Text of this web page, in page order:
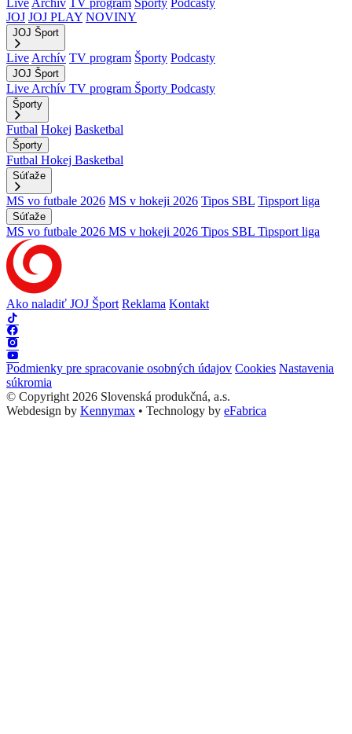
LiveArchív TV program Športy Podcasty
JOJ JOJ PLAY NOVINY
JOJ Šport
LiveArchív TV program Športy Podcasty
JOJ Šport
LiveArchív TV program Športy Podcasty
Športy
Futbal Hokej Basketbal
Športy
Futbal Hokej Basketbal
Súťaže
MS vo futbale 2026 MS v hokeji 2026 Tipos SBL Tipsport liga
Súťaže
MS vo futbale 2026 MS v hokeji 2026 Tipos SBL Tipsport liga
Ako naladiť JOJ Šport Reklama Kontakt
Podmienky pre spracovanie osobných údajov Cookies Nastavenia
súkromia
© Copyright 2026 Slovenská produkčná, a.s.
Webdesign by Kennymax • Technology by eFabrica